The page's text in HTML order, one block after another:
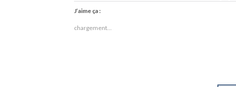
J’aime ça :
chargement…